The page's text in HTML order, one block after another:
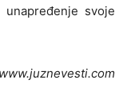
svoje